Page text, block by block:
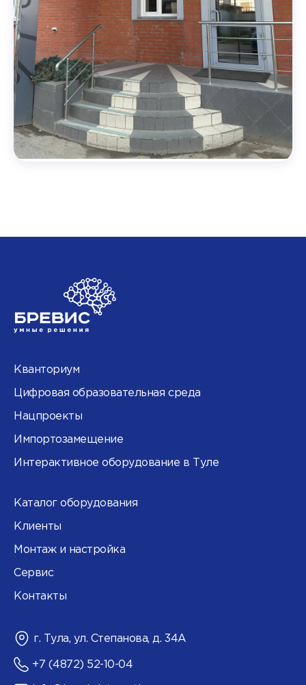
Кванториум
Цифровая образовательная среда
Нацпроекты
Импортозамещение
Интерактивное оборудование в Туле
Каталог оборудования
Клиенты
Монтаж и настройка
Сервис
Контакты
г. Тула, ул. Степанова, д. 34А
+7 (4872) 52-10-04